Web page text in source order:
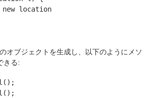
location
オブジェクトを生成し、以下のようにメソ
きる:
();
();